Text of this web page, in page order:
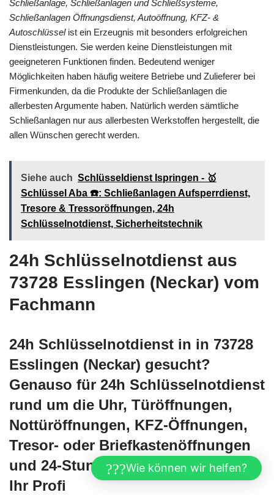
Schließanlage, Schließanlagen und Schließsysteme,
Schließanlagen Öffnungsdienst, Autoöffnung, KFZ- &
Autoschlüsselist ein Erzeugnis mit besonders erfolgreichen
Dienstleistungen. Sie werden keine Dienstleistungen mit
geeigneteren Funktionen finden. Bedeutend weniger
Möglichkeiten haben häufig weitere Betriebe und Zulieferer bei
Firmenkunden, da die Produkte der Schließanlagen die
allerbesten Argumente haben. Natürlich werden sämtliche
Schließanlagen nur aus allerbesten Werkstoffen hergestellt, die
allen Wünschen gerecht werden.
Siehe auch Schlüsseldienst Ispringen - 🥇
Schlüssel Aba ☎️: Schließanlagen Aufsperrdienst,
Tresore & Tressoröffnungen, 24h
Schlüsselnotdienst, Sicherheitstechnik
24h Schlüsselnotdienst aus
73728 Esslingen (Neckar) vom
Fachmann
24h Schlüsselnotdienst in in 73728
Esslingen (Neckar) gesucht?
Genauso für 24h Schlüsselnotdienst
rund um die Uhr, Türöffnungen,
Nottüröffnungen, KFZ-Öffnungen,
Tresor- oder Briefkastenöffnungen
und 24-Stunden Notdienst sind wir
Ihr Profi
Wie können wir helfen?